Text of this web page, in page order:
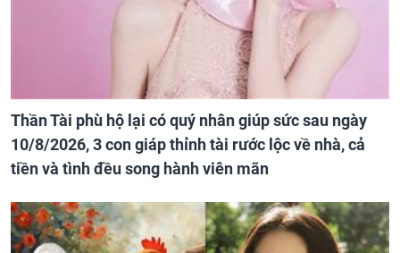
Thần Tài phù hộ lại có quý nhân giúp sức sau ngày
10/8/2026, 3 con giáp thỉnh tài rước lộc về nhà, cả
tiền và tình đều song hành viên mãn